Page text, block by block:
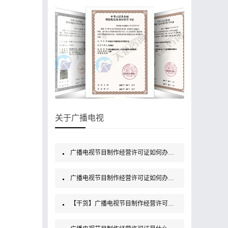
关于广播电视
广播电视节目制作经营许可证如何办理？
广播电视节目制作经营许可证如何办理？
【干货】广播电视节目制作经营许可证如何办理？